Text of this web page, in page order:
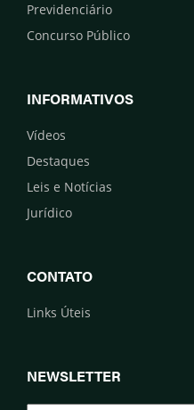
Previdenciário
Concurso Público
INFORMATIVOS
Vídeos
Destaques
Leis e Notícias
Jurídico
CONTATO
Links Úteis
NEWSLETTER